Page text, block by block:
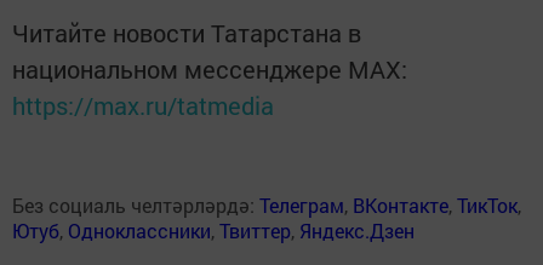
Читайте новости Татарстана в
национальном мессенджере MАХ:
https://max.ru/tatmedia
Без социаль челтәрләрдә: Телеграм, ВКонтакте,ТикТок,
Ютуб, Одноклассники,Твиттер, Яндекс.Дзен